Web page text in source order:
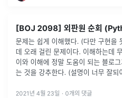
[BOJ 2098] 외판원 순회
문제는 쉽게 이해했다. (다만 구현을
데 오래 걸린 문제이다. 이해하는데
이와 이해에 정말 도움이 되는 블로
는 것을 강추한다. (설명이 너무 잘
2021년 4월 23일 · 0개의 댓글